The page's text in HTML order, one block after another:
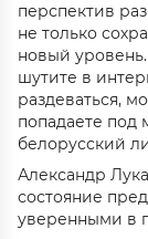
перспектив
не только
новый
шутите в
раздеваться,
попадаете под
белорусский
Александр
состояние
уверенными в